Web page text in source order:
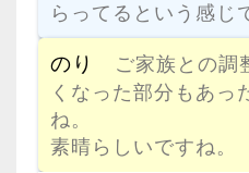
らってるという感じ
のり
ご家族との調
くなった部分もあっ
ね。
素晴らしいですね。